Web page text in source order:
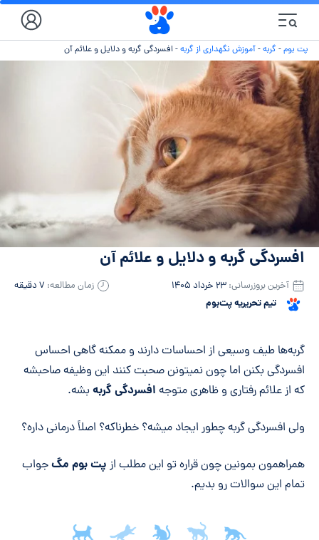
پت بوم-گربه-آموزش نگهداری از گربه-افسردگی گربه و دلایل و علائم آن
افسردگی گربه و دلایل و علائم آن
تیم تحریریه پت‌بوم
آخرین بروزرسانی: ۲۳ خرداد ۱۴۰۵ زمان مطالعه: ۷ دقیقه
خلاصه مقاله
گربه‌ها طیف وسیعی از احساسات دارند و ممکنه گاهی احساس
افسردگی بکنن اما چون نمیتونن صحبت کنند این وظیفه صاحبشه
که از علائم رفتاری و ظاهری متوجه افسردگی گربه بشه.
ولی افسردگی گربه چطور ایجاد میشه؟ خطرناکه؟ اصلاً درمانی داره؟
همراهمون بمونین چون قراره تو این مطلب از پت بوم مگجواب
تمام این سوالات رو بدیم.